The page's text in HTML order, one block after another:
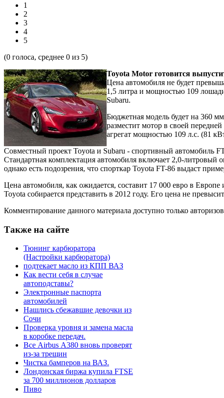
1
2
3
4
5
(0 голоса, среднее 0 из 5)
Toyota Motor готовится
Цена автомобиля не будет
1,5 литра и мощностью 109
Subaru.
Бюджетная модель будет на 360
разместит мотор в своей
агрегат мощностью 109 л.с. (81
Совместный проект Toyota и Subaru - спортивный автомобиль
Стандартная комплектация автомобиля включает 2,0-
однако есть подозрения, что спорткар Toyota FT-86 выдаст
Цена автомобиля, как ожидается, составит 17 000 евро в
Toyota собирается представить в 2012 году. Его цена не
Комментирование данного материала доступно только
Также на сайте
Тюнинг карбюратора
(Настройки карбюратора)
подтекает масло из КПП ВАЗ
Как вести себя в случае
автоподставы?
Электронные паспорта
автомобилей
Нашлись сбежавшие девочки из
Сочи
Проверка уровня и замена масла
в коробке передач.
Все Airbus А380 вновь проверят
из-за трещин
Чистка бамперов на ВАЗ.
Лондонская биржа купила FTSE
за 700 миллионов долларов
Пиво